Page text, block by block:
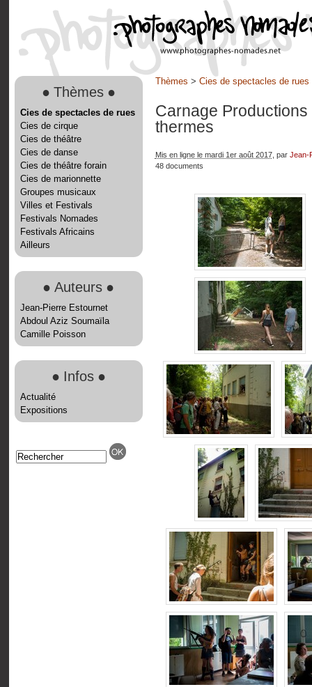
● Thèmes ●
Cies de spectacles de rues
Cies de cirque
Cies de théâtre
Cies de danse
Cies de théâtre forain
Cies de marionnette
Groupes musicaux
Villes et Festivals
Festivals Nomades
Festivals Africains
Ailleurs
● Auteurs ●
Jean-Pierre Estournet
Abdoul Aziz Soumaïla
Camille Poisson
● Infos ●
Actualité
Expositions
Thèmes > Cies de spectacles de rues
Carnage Productions
thermes
Mis en ligne le mardi 1er août 2017, par Jean-
48 documents